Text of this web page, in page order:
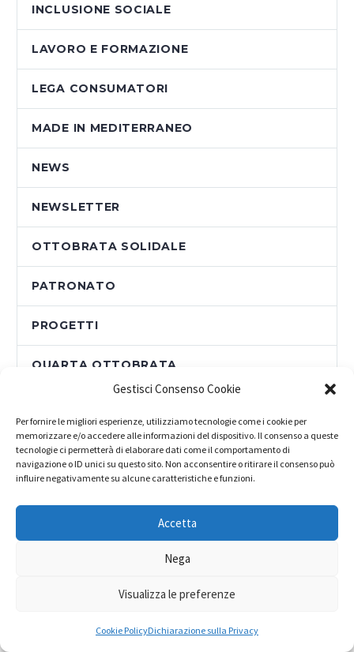
Gestisci Consenso Cookie
Per fornire le migliori esperienze, utilizziamo tecnologie come i cookie per
memorizzare e/o accedere alle informazioni del dispositivo. Il consenso a queste
tecnologie ci permetterà di elaborare dati come il comportamento di
navigazione o ID unici su questo sito. Non acconsentire o ritirare il consenso può
influire negativamente su alcune caratteristiche e funzioni.
Accetta
Nega
Visualizza le preferenze
Cookie PolicyDichiarazione sulla Privacy
INCLUSIONE SOCIALE
LAVORO E FORMAZIONE
LEGA CONSUMATORI
MADE IN MEDITERRANEO
NEWS
NEWSLETTER
OTTOBRATA SOLIDALE
PATRONATO
PROGETTI
QUARTA OTTOBRATA
RASSEGNA STAMPA
SENZA CATEGORIA
SETTIMA OTTOBRATA SOLIDALE
SPECIALE XXV CONGRESSO
SPECIALE XXVI CONGRESSO